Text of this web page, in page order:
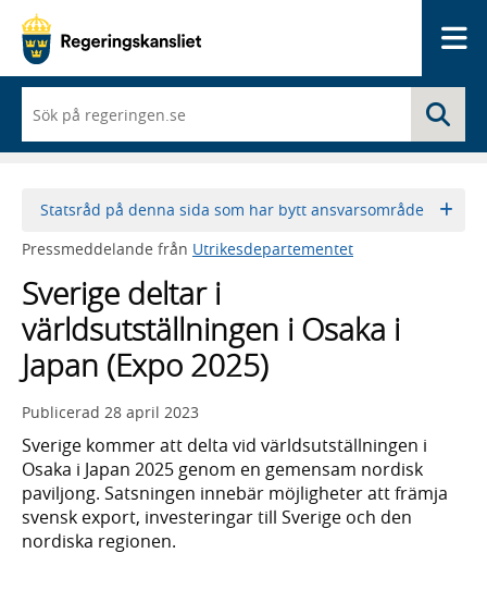
du
börjar
skriva
framträder
lista
med
sökförslag
Statsråd på denna sida som har bytt ansvarsområde
Pressmeddelande från Utrikesdepartementet
Sverige deltar i
världsutställningen i Osaka i
Japan (Expo 2025)
Publicerad 28 april 2023
Sverige kommer att delta vid världsutställningen i
Osaka i Japan 2025 genom en gemensam nordisk
paviljong. Satsningen innebär möjligheter att främja
svensk export, investeringar till Sverige och den
nordiska regionen.